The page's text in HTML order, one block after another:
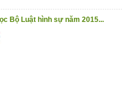
Bộ Luật hình sự năm 2015...